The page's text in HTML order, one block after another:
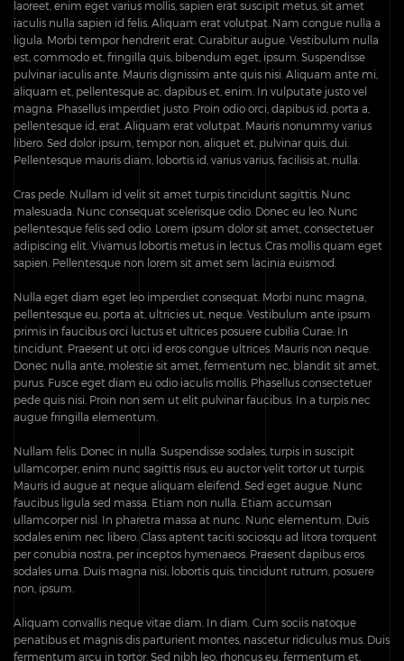
laoreet, enim eget varius mollis, sapien erat suscipit metus, sit amet
iaculis nulla sapien id felis. Aliquam erat volutpat. Nam congue nulla a
ligula. Morbi tempor hendrerit erat. Curabitur augue. Vestibulum nulla
est, commodo et, fringilla quis, bibendum eget, ipsum. Suspendisse
pulvinar iaculis ante. Mauris dignissim ante quis nisi. Aliquam ante mi,
aliquam et, pellentesque ac, dapibus et, enim. In vulputate justo vel
magna. Phasellus imperdiet justo. Proin odio orci, dapibus id, porta a,
pellentesque id, erat. Aliquam erat volutpat. Mauris nonummy varius
libero. Sed dolor ipsum, tempor non, aliquet et, pulvinar quis, dui.
Pellentesque mauris diam, lobortis id, varius varius, facilisis at, nulla.
Cras pede. Nullam id velit sit amet turpis tincidunt sagittis. Nunc
malesuada. Nunc consequat scelerisque odio. Donec eu leo. Nunc
pellentesque felis sed odio. Lorem ipsum dolor sit amet, consectetuer
adipiscing elit. Vivamus lobortis metus in lectus. Cras mollis quam eget
sapien. Pellentesque non lorem sit amet sem lacinia euismod.
Nulla eget diam eget leo imperdiet consequat. Morbi nunc magna,
pellentesque eu, porta at, ultricies ut, neque. Vestibulum ante ipsum
primis in faucibus orci luctus et ultrices posuere cubilia Curae; In
tincidunt. Praesent ut orci id eros congue ultrices. Mauris non neque.
Donec nulla ante, molestie sit amet, fermentum nec, blandit sit amet,
purus. Fusce eget diam eu odio iaculis mollis. Phasellus consectetuer
pede quis nisi. Proin non sem ut elit pulvinar faucibus. In a turpis nec
augue fringilla elementum.
Nullam felis. Donec in nulla. Suspendisse sodales, turpis in suscipit
ullamcorper, enim nunc sagittis risus, eu auctor velit tortor ut turpis.
Mauris id augue at neque aliquam eleifend. Sed eget augue. Nunc
faucibus ligula sed massa. Etiam non nulla. Etiam accumsan
ullamcorper nisl. In pharetra massa at nunc. Nunc elementum. Duis
sodales enim nec libero. Class aptent taciti sociosqu ad litora torquent
per conubia nostra, per inceptos hymenaeos. Praesent dapibus eros
sodales urna. Duis magna nisi, lobortis quis, tincidunt rutrum, posuere
non, ipsum.
Aliquam convallis neque vitae diam. In diam. Cum sociis natoque
penatibus et magnis dis parturient montes, nascetur ridiculus mus. Duis
fermentum arcu in tortor. Sed nibh leo, rhoncus eu, fermentum et,